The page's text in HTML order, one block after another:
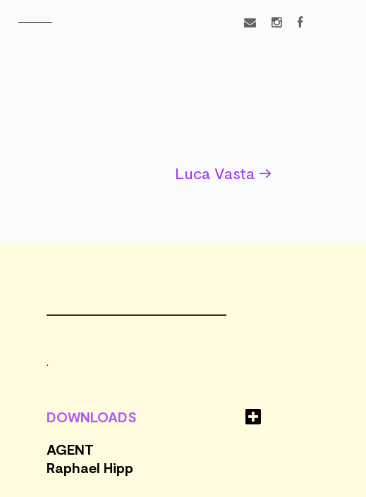
Luca Vasta→
.
DOWNLOADS
AGENT
Raphael Hipp